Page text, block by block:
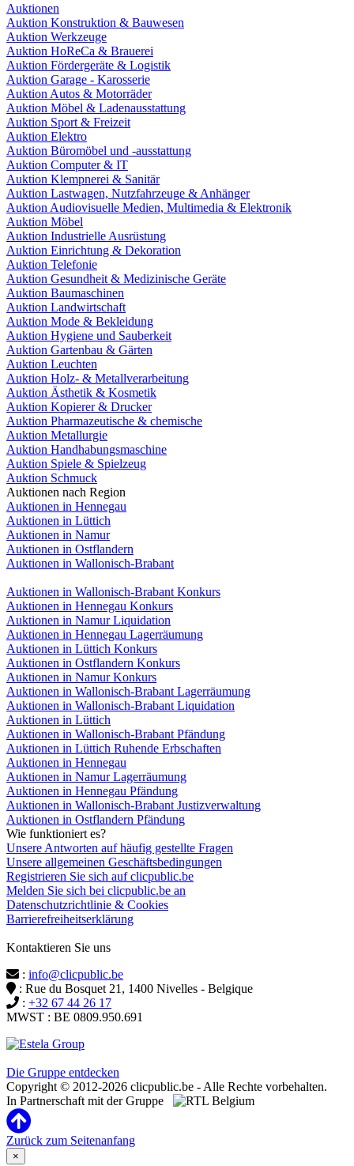
Auktionen
Auktion Konstruktion & Bauwesen
Auktion Werkzeuge
Auktion HoReCa & Brauerei
Auktion Fördergeräte & Logistik
Auktion Garage - Karosserie
Auktion Autos & Motorräder
Auktion Möbel & Ladenausstattung
Auktion Sport & Freizeit
Auktion Elektro
Auktion Büromöbel und -ausstattung
Auktion Computer & IT
Auktion Klempnerei & Sanitär
Auktion Lastwagen, Nutzfahrzeuge & Anhänger
Auktion Audiovisuelle Medien, Multimedia & Elektronik
Auktion Möbel
Auktion Industrielle Ausrüstung
Auktion Einrichtung & Dekoration
Auktion Telefonie
Auktion Gesundheit & Medizinische Geräte
Auktion Baumaschinen
Auktion Landwirtschaft
Auktion Mode & Bekleidung
Auktion Hygiene und Sauberkeit
Auktion Gartenbau & Gärten
Auktion Leuchten
Auktion Holz- & Metallverarbeitung
Auktion Ästhetik & Kosmetik
Auktion Kopierer & Drucker
Auktion Pharmazeutische & chemische
Auktion Metallurgie
Auktion Handhabungsmaschine
Auktion Spiele & Spielzeug
Auktion Schmuck
Auktionen nach Region
Auktionen in Hennegau
Auktionen in Lüttich
Auktionen in Namur
Auktionen in Ostflandern
Auktionen in Wallonisch-Brabant
Auktionen in Wallonisch-Brabant Konkurs
Auktionen in Hennegau Konkurs
Auktionen in Namur Liquidation
Auktionen in Hennegau Lagerräumung
Auktionen in Lüttich Konkurs
Auktionen in Ostflandern Konkurs
Auktionen in Namur Konkurs
Auktionen in Wallonisch-Brabant Lagerräumung
Auktionen in Wallonisch-Brabant Liquidation
Auktionen in Lüttich
Auktionen in Wallonisch-Brabant Pfändung
Auktionen in Lüttich Ruhende Erbschaften
Auktionen in Hennegau
Auktionen in Namur Lagerräumung
Auktionen in Hennegau Pfändung
Auktionen in Wallonisch-Brabant Justizverwaltung
Auktionen in Ostflandern Pfändung
Wie funktioniert es?
Unsere Antworten auf häufig gestellte Fragen
Unsere allgemeinen Geschäftsbedingungen
Registrieren Sie sich auf clicpublic.be
Melden Sie sich bei clicpublic.be an
Datenschutzrichtlinie & Cookies
Barrierefreiheitserklärung
Kontaktieren Sie uns
: info@clicpublic.be
: Rue du Bosquet 21, 1400 Nivelles - Belgique
: +32 67 44 26 17
MWST : BE 0809.950.691
Die Gruppe entdecken
Copyright © 2012-2026 clicpublic.be - Alle Rechte vorbehalten.
In Partnerschaft mit der Gruppe
Zurück zum Seitenanfang
×